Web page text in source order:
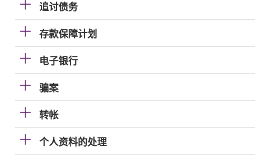
追讨债务
存款保障计划
电子银行
骗案
转帐
个人资料的处理